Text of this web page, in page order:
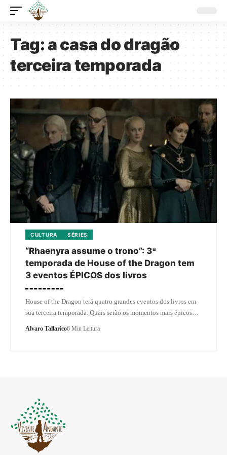
Tag:a casa do dragão
terceira temporada
CULTURA SÉRIES
“Rhaenyra assume o trono”: 3ª
temporada de House of the Dragon tem
3 eventos ÉPICOS dos livros
House of the Dragon terá quatro grandes eventos dos livros em
sua terceira temporada. Quais serão os momentos mais épicos…
Alvaro Tallarico6 Min Leitura